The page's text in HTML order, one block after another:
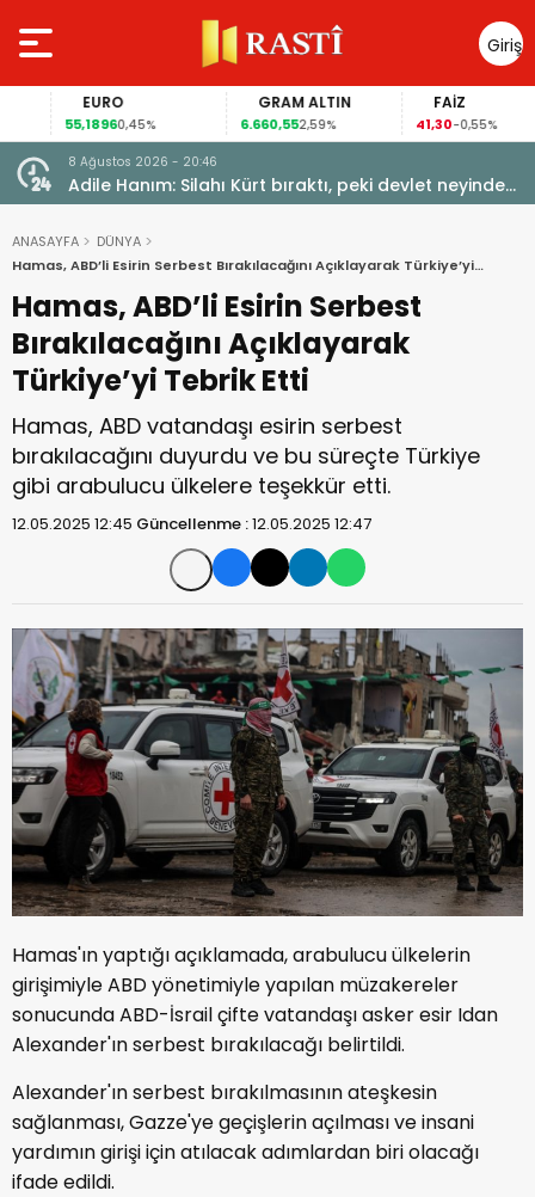
Giriş
Yap
EURO
55,18960,45%
GRAM ALTIN
6.660,552,59%
FAİZ
41,30-0,55%
8 Ağustos 2026 - 20:46
Adile Hanım: Silahı Kürt bıraktı, peki devlet neyinden
vazgeçti?
ANASAYFA
DÜNYA
Hamas, ABD’li Esirin Serbest Bırakılacağını Açıklayarak Türkiye’yi
Hamas, ABD’li Esirin Serbest
Bırakılacağını Açıklayarak
Türkiye’yi Tebrik Etti
Hamas, ABD vatandaşı esirin serbest
bırakılacağını duyurdu ve bu süreçte Türkiye
gibi arabulucu ülkelere teşekkür etti.
12.05.2025 12:45 Güncellenme :12.05.2025 12:47
Hamas'ın yaptığı açıklamada, arabulucu ülkelerin
girişimiyle ABD yönetimiyle yapılan müzakereler
sonucunda ABD-İsrail çifte vatandaşı asker esir Idan
Alexander'ın serbest bırakılacağı belirtildi.
Alexander'ın serbest bırakılmasının ateşkesin
sağlanması, Gazze'ye geçişlerin açılması ve insani
yardımın girişi için atılacak adımlardan biri olacağı
ifade edildi.